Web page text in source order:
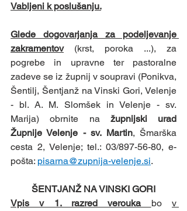
Vabljeni k poslušanju.
Glede dogovarjanja za podeljevanje
zakramentov
(krst, poroka ...), za
pogrebe in upravne ter pastoralne
zadeve se iz župnij v soupravi (Ponikva,
Šentilj, Šentjanž na Vinski Gori, Velenje
- bl. A. M. Slomšek in Velenje - sv.
Marija) obrnite na župnijski urad
Župnije Velenje - sv. Martin, Šmarška
cesta 2, Velenje; tel.: 03/897-56-80, e-
pošta: pisarna@zupnija-velenje.si.
ŠENTJANŽ NA VINSKI GORI
Vpis v 1. razred verouka bo v